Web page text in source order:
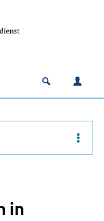
Open
in